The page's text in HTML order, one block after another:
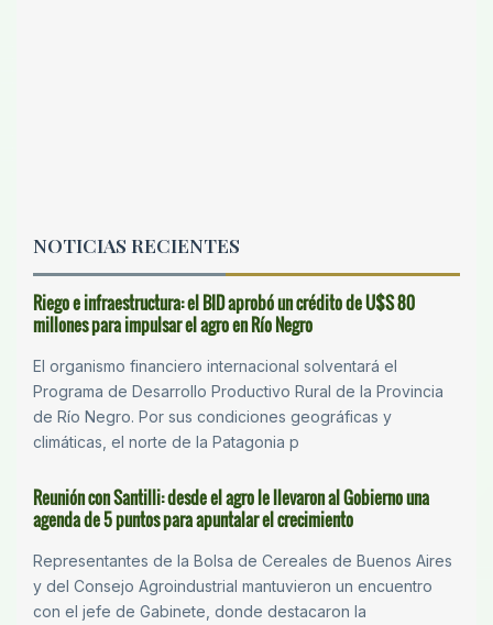
NOTICIAS RECIENTES
Riego e infraestructura: el BID aprobó un crédito de U$S 80
millones para impulsar el agro en Río Negro
El organismo financiero internacional solventará el
Programa de Desarrollo Productivo Rural de la Provincia
de Río Negro. Por sus condiciones geográficas y
climáticas, el norte de la Patagonia p
Reunión con Santilli: desde el agro le llevaron al Gobierno una
agenda de 5 puntos para apuntalar el crecimiento
Representantes de la Bolsa de Cereales de Buenos Aires
y del Consejo Agroindustrial mantuvieron un encuentro
con el jefe de Gabinete, donde destacaron la